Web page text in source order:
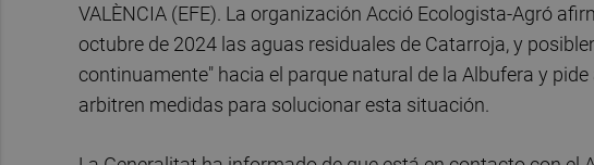
VALÈNCIA (EFE). La organización Acció Ecologista-Agró
octubre de 2024 las aguas residuales de Catarroja, y
continuamente" hacia el parque natural de la Albufera y
arbitren medidas para solucionar esta situación.